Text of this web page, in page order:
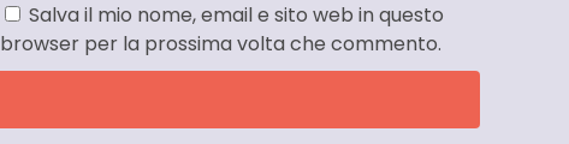
Salva il mio nome, email e sito web in questo
browser per la prossima volta che commento.